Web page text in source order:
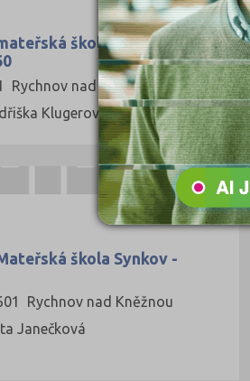
škola Rychnov nad
Rychnov nad Kněžnou
Klugerová
škola Synkov -
Rychnov nad Kněžnou
Janečková